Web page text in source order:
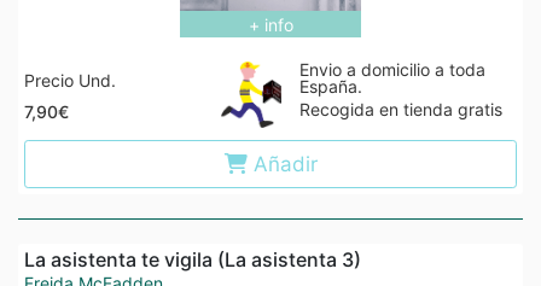
+ info
Precio Und.
7,90€
Envio a domicilio a toda
España.
Recogida en tienda gratis
Añadir
La asistenta te vigila (La asistenta 3)